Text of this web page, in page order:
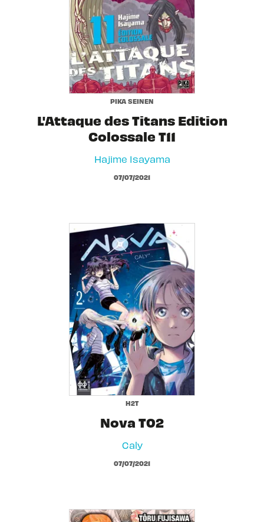
PIKA SEINEN
L'Attaque des Titans Edition
Colossale T11
Hajime Isayama
07/07/2021
H2T
Nova T02
Caly
07/07/2021